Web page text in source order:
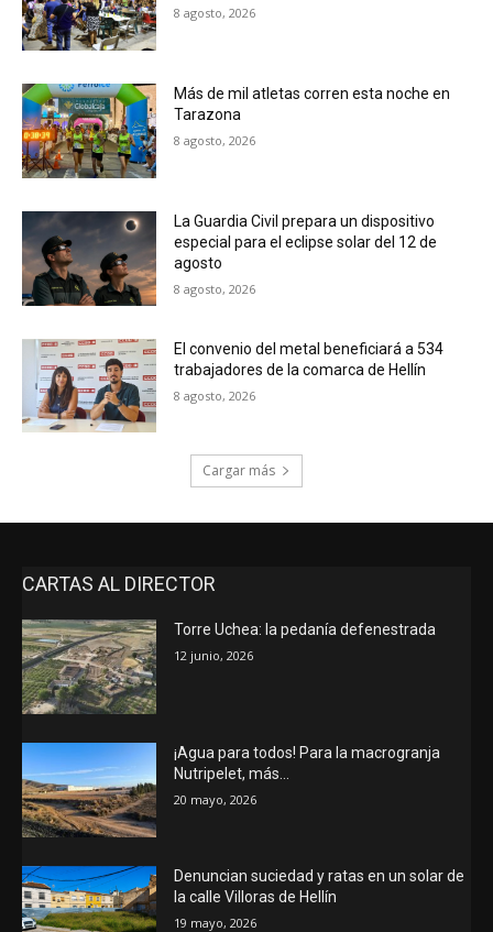
8 agosto, 2026
Más de mil atletas corren esta noche en
Tarazona
8 agosto, 2026
La Guardia Civil prepara un dispositivo
especial para el eclipse solar del 12 de
agosto
8 agosto, 2026
El convenio del metal beneficiará a 534
trabajadores de la comarca de Hellín
8 agosto, 2026
Cargar más
CARTAS AL DIRECTOR
Torre Uchea: la pedanía defenestrada
12 junio, 2026
¡Agua para todos! Para la macrogranja
Nutripelet, más…
20 mayo, 2026
Denuncian suciedad y ratas en un solar de
la calle Villoras de Hellín
19 mayo, 2026